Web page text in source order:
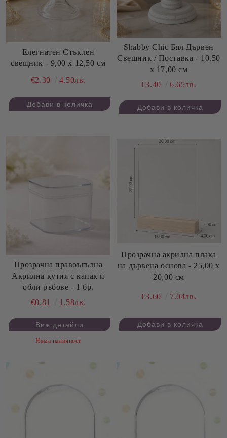
Елегнатен Стъклен
свещник - 9,00 х 12,50 см
€2.30
4.50лв.
Shabby Chic Бял Дървен
Свещник / Поставка - 10.50
х 17,00 см
€3.40
6.65лв.
Прозрачна правоъгълна
Акрилна кутия с капак и
обли ръбове - 1 бр.
€0.81
1.58лв.
Виж детайли
Няма наличност
Прозрачна акрилна плака
на дървена основа - 25,00 х
20,00 см
€3.60 7.04лв.